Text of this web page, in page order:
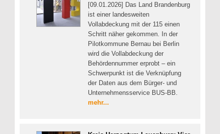
[09.01.2026] Das Land Brandenburg
ist einer landesweiten
Vollabdeckung mit der 115 einen
Schritt näher gekommen. In der
Pilotkommune Bernau bei Berlin
wird die Vollabdeckung der
Behördennummer erprobt – ein
Schwerpunkt ist die Verknüpfung
der Daten aus dem Bürger- und
Unternehmensservice BUS-BB.
mehr...